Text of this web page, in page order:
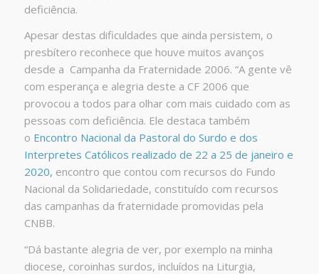
deficiência.
Apesar destas dificuldades que ainda persistem, o
presbítero reconhece que houve muitos avanços
desde a Campanha da Fraternidade 2006. “A gente vê
com esperança e alegria deste a CF 2006 que
provocou a todos para olhar com mais cuidado com as
pessoas com deficiência. Ele destaca também
o Encontro Nacional da Pastoral do Surdo e dos
Interpretes Católicos realizado de 22 a 25 de janeiro e
2020, encontro que contou com recursos do Fundo
Nacional da Solidariedade, constituído com recursos
das campanhas da fraternidade promovidas pela
CNBB.
“Dá bastante alegria de ver, por exemplo na minha
diocese, coroinhas surdos, incluídos na Liturgia,